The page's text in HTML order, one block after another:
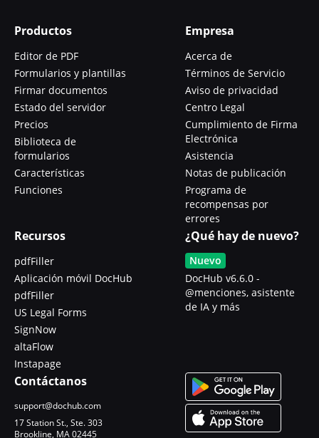
Productos
Editor de PDF
Formularios y plantillas
Firmar documentos
Estado del servidor
Precios
Biblioteca de
formularios
Características
Funciones
Empresa
Acerca de
Términos de Servicio
Aviso de privacidad
Centro Legal
Cumplimiento de Firma
Electrónica
Asistencia
Notas de publicación
Programa de
recompensas por
errores
Recursos
pdfFiller
Aplicación móvil DocHub
pdfFiller
US Legal Forms
SignNow
altaFlow
Instapage
¿Qué hay de nuevo?
Nuevo
DocHub v6.6.0 -
@menciones, asistente
de IA y más
Contáctanos
support@dochub.com
17 Station St., Ste. 303
Brookline, MA 02445